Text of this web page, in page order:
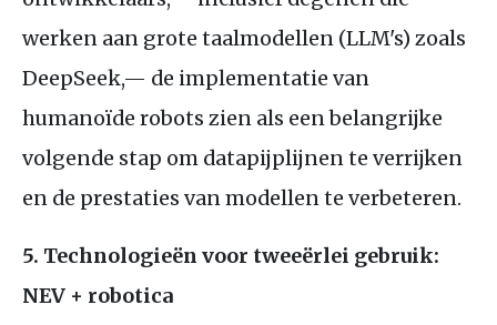
werken aan grote taalmodellen (LLM's) zoals
DeepSeek,— de implementatie van
humanoïde robots zien als een belangrijke
volgende stap om datapijplijnen te verrijken
en de prestaties van modellen te verbeteren.
5. Technologieën voor tweeërlei gebruik:
NEV + robotica